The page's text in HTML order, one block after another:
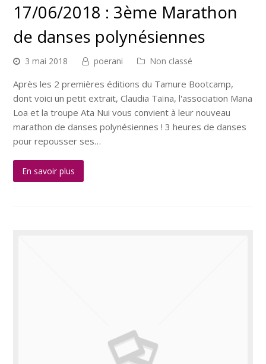
17/06/2018 : 3ème Marathon
de danses polynésiennes
3 mai 2018 poerani Non classé
Après les 2 premières éditions du Tamure Bootcamp,
dont voici un petit extrait, Claudia Taïna, l'association Mana
Loa et la troupe Ata Nui vous convient à leur nouveau
marathon de danses polynésiennes ! 3 heures de danses
pour repousser ses…
En savoir plus